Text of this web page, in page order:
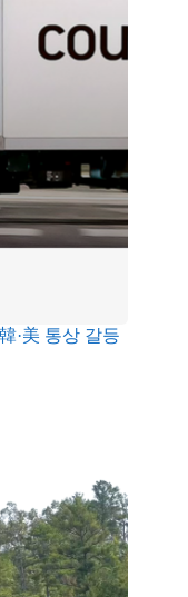
·美 통상 갈등